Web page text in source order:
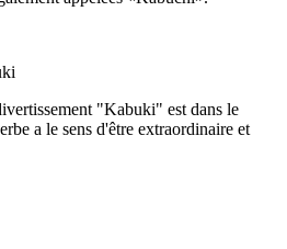
"Kabuki" est dans le
a le sens d'être extraordinaire et